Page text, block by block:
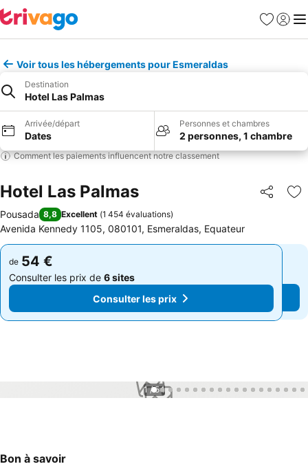
Favoris
Se
Voir tous les hébergements pour Esmeraldas
Destination
Hotel Las Palmas
Arrivée/départ
Dates
Personnes et chambres
2 personnes, 1 chambre
Comment les paiements influencent notre classement
Hotel Las Palmas Partager
Pousada 8,8 Excellent (1 454 évaluations)
Avenida Kennedy 1105, 080101, Esmeraldas, Equateur
de 54 €
Consulter les prix de 6 sites
Consulter les prix
de 54 €
Consulter les prix de 6 sites
Consulter les prix
1 / 54
Bon à savoir